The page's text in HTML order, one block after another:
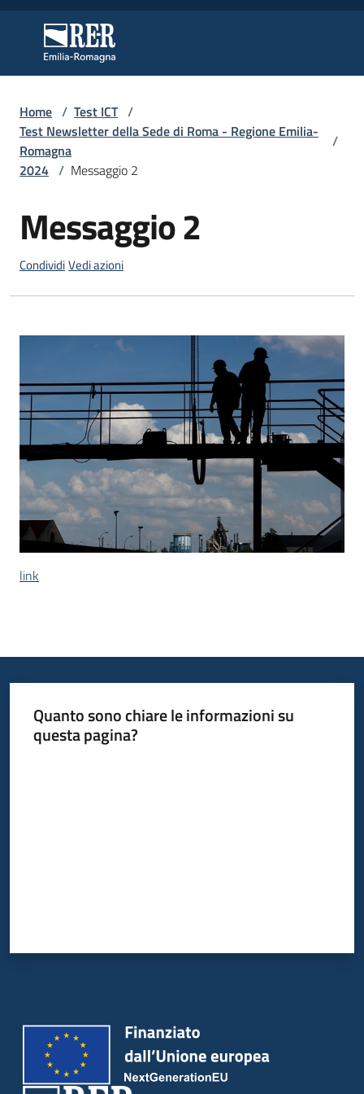
Regione Emilia-Romagna
Regione Emilia-Romagna
Regione
Servizi
Leggi
Bandi
Argomenti
Campagne
di
comunicazione
Home / Test ICT /
Test Newsletter della Sede di Roma - Regione Emilia-
Romagna
/
2024 / Messaggio 2
Salta al contenuto
Messaggio 2
CondividiVedi azioni
link
Quanto sono chiare le informazioni su
questa pagina?